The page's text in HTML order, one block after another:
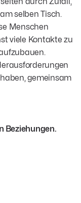
selben Tisch.
Menschen
viele Kontakte zu
gemeinsam
Beziehungen.